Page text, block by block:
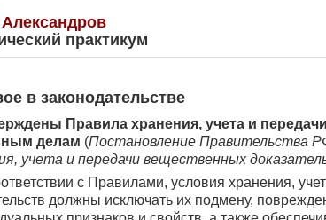
практикум
в законодательстве
Правила хранения, учета и
делам (Постановление Правительства
учета и передачи вещественных
с Правилами, условия хранения,
должны исключать их подмену,